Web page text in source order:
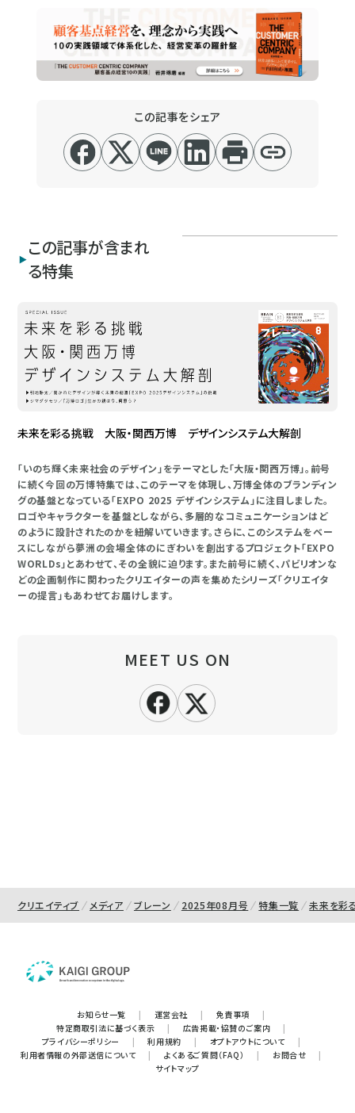
この記事をシェア
この記事が含まれ
る特集
未来を彩る挑戦 大阪・関西万博 デザインシステム大解剖
「いのち輝く未来社会のデザイン」をテーマとした「大阪・関西万博」。前号
に続く今回の万博特集では、このテーマを体現し、万博全体のブランディン
グの基盤となっている「EXPO 2025 デザインシステム」に注目しました。
ロゴやキャラクターを基盤としながら、多層的なコミュニケーションはど
のように設計されたのかを紐解いていきます。さらに、このシステムをベー
スにしながら夢洲の会場全体のにぎわいを創出するプロジェクト「EXPO
WORLDs」とあわせて、その全貌に迫ります。また前号に続く、パビリオンな
どの企画制作に関わったクリエイターの声を集めたシリーズ「クリエイタ
ーの提言」もあわせてお届けします。
MEET US ON
クリエイティブ メディア ブレーン 2025年08月号 特集一覧 未来を彩
お知らせ一覧 | 運営会社 | 免責事項
|
特定商取引法に基づく表示
| 広告掲載・協賛のご案内
|
プライバシーポリシー
| 利用規約 | オプトアウトについて
|
利用者情報の外部送信について
| よくあるご質問（FAQ） | お問合せ
|
サイトマップ